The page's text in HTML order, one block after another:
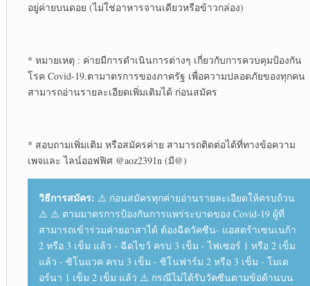
อยู่​ค่าย​บนดอย (ไม่ใช่อาหาร​จาน​เดียว​หรือ​ข้าว​กล่อง)​
* หมายเหตุ​ : ค่ายมีการดำเนินการต่างๆ เกี่ยวกับ​การควบคุมป้องกัน​
โรค Covid-19.ตามาตรการ​ของภาครัฐ เพื่อความปลอดภัยของทุกคน
สามารถอ่านรายละเอียด​เพิ่มเติม​ได้ ก่อนสมัคร​
* สอบถาม​เพิ่มเติม​ หรือสมัครค่าย สามารถ​ติดต่อ​ได้ที่​ทางข้อความ​
เพจ​และ​ ไลน์​ออฟฟิศ​ @aoz2391n (มี@)
วิธีการสมัคร: ⚠️ ก่อนสมัครทุกค่ายอ่านรายละเอียด​ให้ครบถ้วน​
⚠️ ⚠️ ตามมาตรการ​ป้องกัน​การ​แพร่ระบาด​ของ Covid-19​ ผู้ที่
สามารถเข้าร่วมค่ายอาสาได้ ต้องฉีดวัคซีน​ - แอสตร้าเซนเนก้า
2 หรือ 3 เข็ม แล้ว - ฉีดไขว้ ครบ 3 เข็ม - ไฟเซอร์​ 1 หรือ 2 เข็ม
แล้ว - ซิโนแวค ครบ 3 เข็ม - ซิโนฟาร์ม​ 2 หรือ 3 เข็ม - โมเด
อร์​นา 1 เข็ม​ 2 เข็ม แล้ว ⚠️ กรณี​ไม่ได้รับวัคซีน​ตามข้อด้านบน